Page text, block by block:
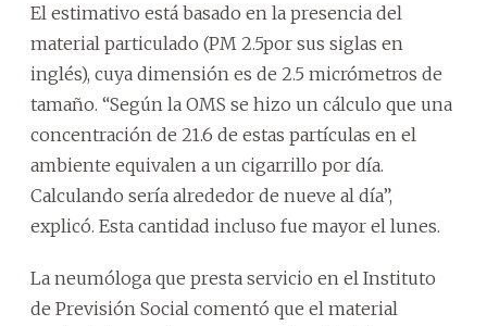
El estimativo está basado en la presencia del
material particulado (PM 2.5por sus siglas en
inglés), cuya dimensión es de 2.5 micrómetros de
tamaño. “Según la OMS se hizo un cálculo que una
concentración de 21.6 de estas partículas en el
ambiente equivalen a un cigarrillo por día.
Calculando sería alrededor de nueve al día”,
explicó. Esta cantidad incluso fue mayor el lunes.
La neumóloga que presta servicio en el Instituto
de Previsión Social comentó que el material